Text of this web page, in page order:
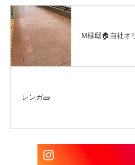
M様邸🏠自社オ
レンガ🧱